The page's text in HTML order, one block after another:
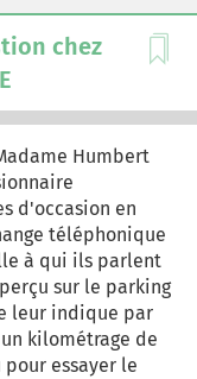
chez
Humbert
d'occasion en
téléphonique
à qui ils parlent
sur le parking
leur indique par
kilométrage de
pour essayer le